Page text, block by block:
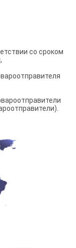
со сроком